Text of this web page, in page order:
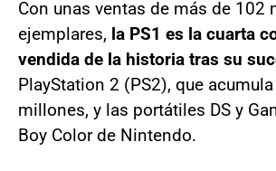
Con unas ventas de más de 102
ejemplares, la PS1 es la cuarta
vendida de la historia tras su
PlayStation 2 (PS2), que
millones, y las portátiles DS y
Boy Color de Nintendo.